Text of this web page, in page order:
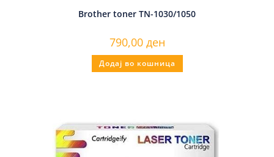
Brother toner TN-1030/1050
790,00 ден
Додај во кошница